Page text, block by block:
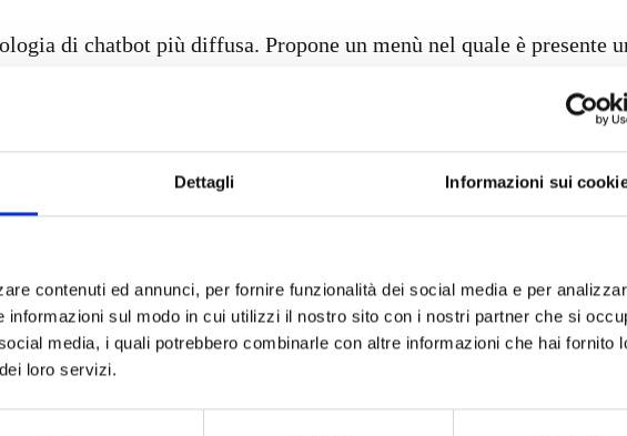
Dettagli Informazioni sui
contenuti ed annunci, per fornire funzionalità dei social media e per
informazioni sul modo in cui utilizzi il nostro sito con i nostri partner che si
media, i quali potrebbero combinarle con altre informazioni che hai fornito
loro servizi.
di chatbot più diffusa. Propone un menù nel quale è presente
da parte della customer base.
il linguaggio naturale o una frase scritta (Natural Language
scorrevole e fluida con il cliente. Il modello d’intelligenza
che insegna e allena la macchina a interpretare il linguaggio
della frase scritta dal cliente. In alcuni casi, il ruolo del bot
machine learning e deep learning.
una ricerca dell’Osservatorio Artificial Intelligence della
sviluppo, con un giro d’affari complessivo di 380 milioni di